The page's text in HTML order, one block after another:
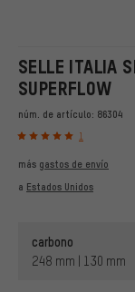
SELLE ITALIA
SUPERFLOW
núm. de artículo: 86304
1
más gastos de envío
a Estados Unidos
carbono
248 mm | 130 mm